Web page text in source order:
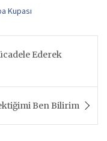
Kupası
Ederek
Ben Bilirim